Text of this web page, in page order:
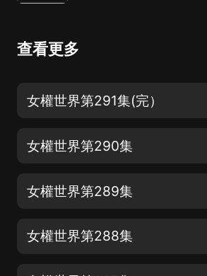
查看更多
女權世界第291集(完）
女權世界第290集
女權世界第289集
女權世界第288集